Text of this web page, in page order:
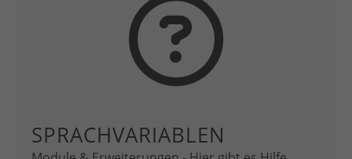
SPRACHVARIABLEN